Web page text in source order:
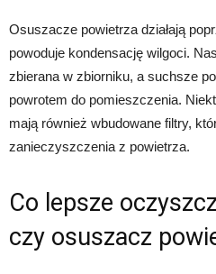
Osuszacze powietrza działają
powoduje kondensację wilgoci.
zbierana w zbiorniku, a suchsze
powrotem do pomieszczenia.
mają również wbudowane filtry,
zanieczyszczenia z powietrza.
Co lepsze
czy osuszacz